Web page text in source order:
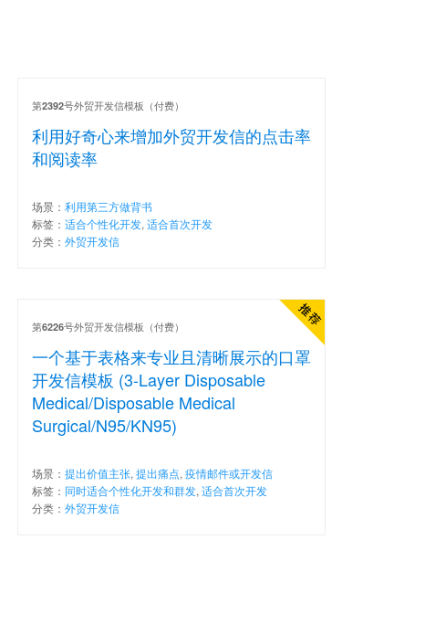
利用好奇心来增加外贸开发信的点击率
和阅读率
第2392号外贸开发信模板（付费）
场景： 利用第三方做背书
标签： 适合个性化开发, 适合首次开发
分类： 外贸开发信
一个基于表格来专业且清晰展示的口罩
开发信模板 (3-Layer Disposable
Medical/Disposable Medical
Surgical/N95/KN95)
第6226号外贸开发信模板（付费）
场景： 提出价值主张, 提出痛点, 疫情邮件或开发信
标签： 同时适合个性化开发和群发, 适合首次开发
分类： 外贸开发信